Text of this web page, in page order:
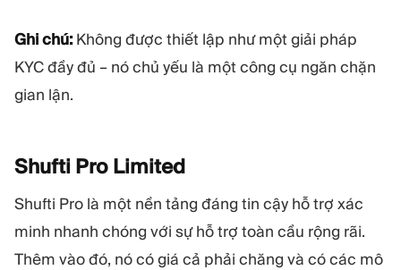
Ghi chú:Không được thiết lập như một giải pháp
KYC đầy đủ – nó chủ yếu là một công cụ ngăn chặn
gian lận.
Shufti Pro Limited
Shufti Pro là một nền tảng đáng tin cậy hỗ trợ xác
minh nhanh chóng với sự hỗ trợ toàn cầu rộng rãi.
Thêm vào đó, nó có giá cả phải chăng và có các mô